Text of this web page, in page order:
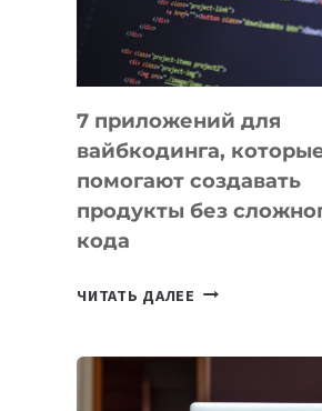
РАБОТЫ
7 приложений для
вайбкодинга,
помогают создавать
продукты без
кода
ЧИТАТЬ ДАЛЕЕ
КОТОРЫЕ